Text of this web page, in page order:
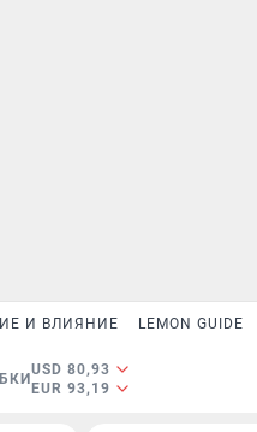
И ВЛИЯНИЕ LEMON GUIDE
USD 80,93
EUR 93,19